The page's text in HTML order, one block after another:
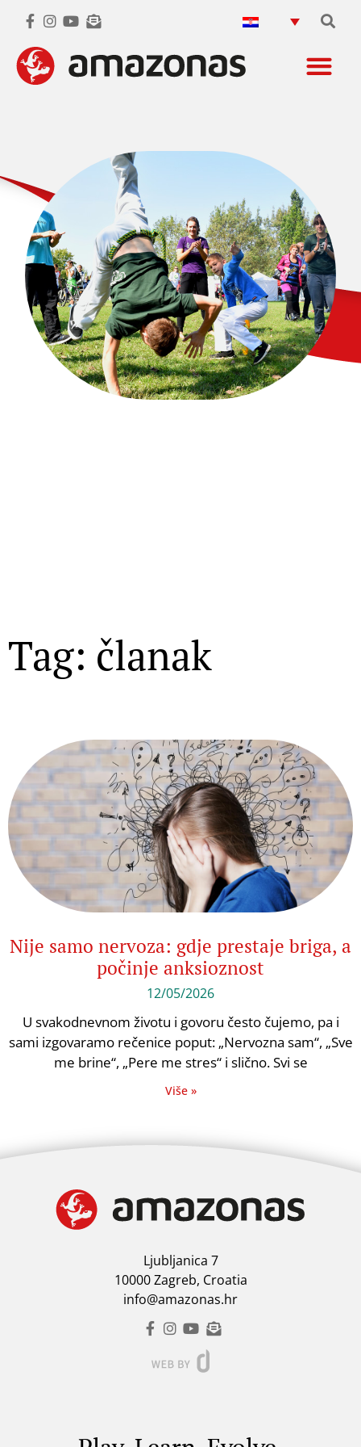
Tag: članak
Nije samo nervoza: gdje prestaje briga, a
počinje anksioznost
12/05/2026
U svakodnevnom životu i govoru često čujemo, pa i
sami izgovaramo rečenice poput: „Nervozna sam“, „Sve
me brine“, „Pere me stres“ i slično. Svi se
Više »
Ljubljanica 7
10000 Zagreb, Croatia
info@amazonas.hr